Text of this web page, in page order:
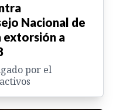
Nacional de
extorsión a
por el